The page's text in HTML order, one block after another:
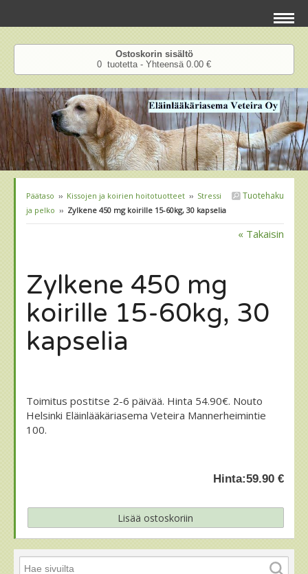
Ostoskorin sisältö
0 tuotetta - Yhteensä 0.00 €
Tuotehaku
Päätaso ›› Kissojen ja koirien hoitotuotteet ›› Stressi
ja pelko ›› Zylkene 450 mg koirille 15-60kg, 30 kapselia
« Takaisin
Zylkene 450 mg
koirille 15-60kg, 30
kapselia
Toimitus postitse 2-6 päivää. Hinta 54.90€. Nouto
Helsinki Eläinlääkäriasema Veteira Mannerheimintie
100.
Hinta:59.90 €